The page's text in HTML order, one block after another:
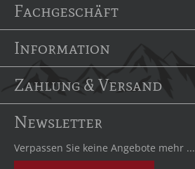
Fachgeschäft
Information
Zahlung & Versand
Newsletter
Verpassen Sie keine Angebote mehr ...